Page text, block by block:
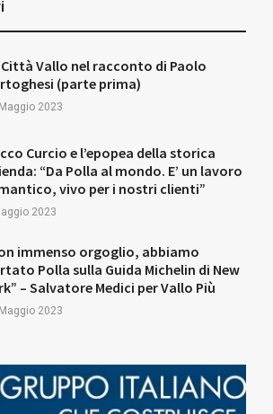
Città Vallo nel racconto di Paolo
(parte prima)
2023
Curcio e l’epopea della storica
“Da Polla al mondo. E’ un lavoro
vivo per i nostri clienti”
2023
immenso orgoglio, abbiamo
Polla sulla Guida Michelin di New
– Salvatore Medici per Vallo Più
2023